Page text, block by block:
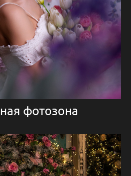
фотозона